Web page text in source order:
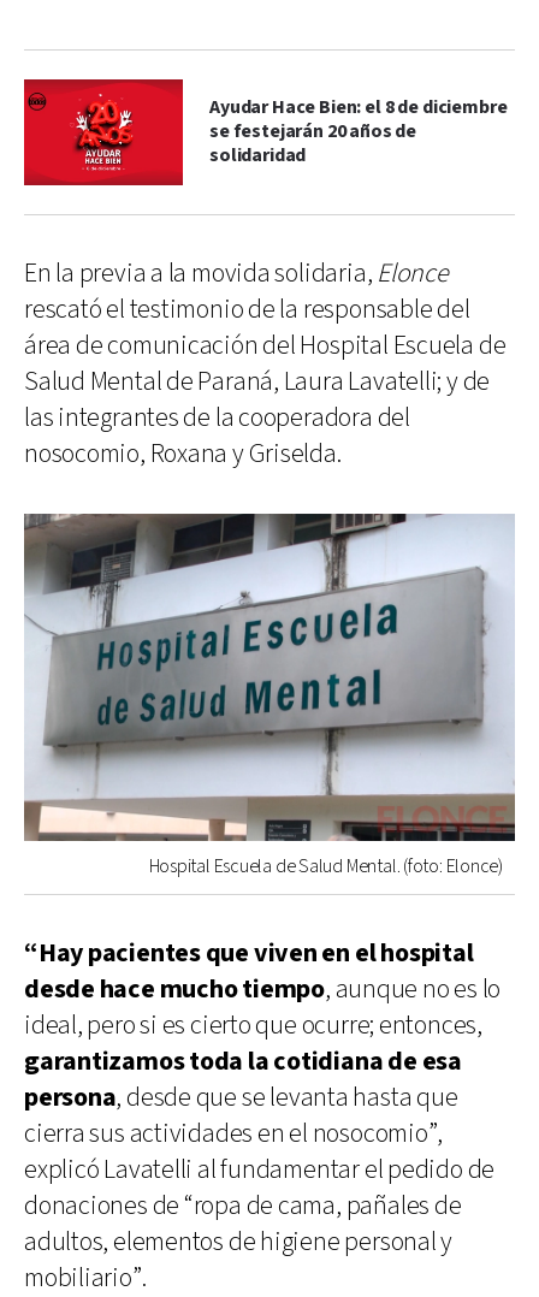
Ayudar Hace Bien: el 8 de diciembre
se festejarán 20 años de
solidaridad
En la previa a la movida solidaria, Elonce
rescató el testimonio de la responsable del
área de comunicación del Hospital Escuela de
Salud Mental de Paraná, Laura Lavatelli; y de
las integrantes de la cooperadora del
nosocomio, Roxana y Griselda.
Hospital Escuela de Salud Mental. (foto: Elonce)
“Hay pacientes que viven en el hospital
desde hace mucho tiempo, aunque no es lo
ideal, pero si es cierto que ocurre; entonces,
garantizamos toda la cotidiana de esa
persona, desde que se levanta hasta que
cierra sus actividades en el nosocomio”,
explicó Lavatelli al fundamentar el pedido de
donaciones de “ropa de cama, pañales de
adultos, elementos de higiene personal y
mobiliario”.